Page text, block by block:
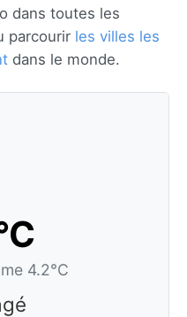
dans toutes les
parcourir les villes les
dans le monde.
4.2°C